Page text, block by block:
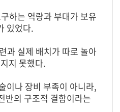
하는 역량과 부대가 보유
있었다.
과 실제 배치가 따로 놀아
지 못했다.
이나 장비 부족이 아니라,
반의 구조적 결함이라는